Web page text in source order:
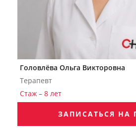
Головлёва Ольга Викторовна
Терапевт
Стаж – 8 лет
ЗАПИСАТЬСЯ НА